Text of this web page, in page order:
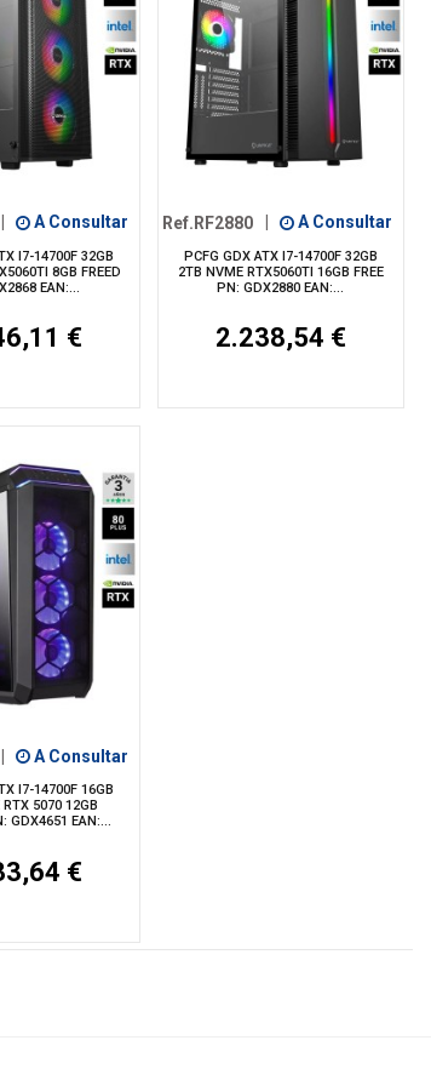
A Consultar
I7-14700F 32GB
8GB FREED
EAN:...
€
Ref.RF2880 A Consultar
PCFG GDX ATX I7-14700F 32GB
2TB NVME RTX5060TI 16GB FREE
PN: GDX2880 EAN:...
2.238,54 €
A Consultar
I7-14700F 16GB
5070 12GB
GDX4651 EAN:...
€